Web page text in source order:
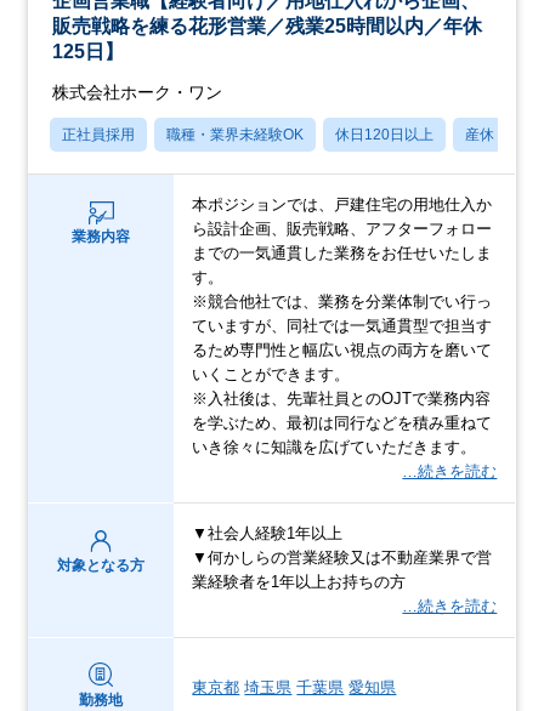
販売戦略を練る花形営業／残業25時間以内／年休
125日】
株式会社ホーク・ワン
正社員採用 職種・業界未経験OK 休日120日以上 産休・育休
業務内容
本ポジションでは、戸建住宅の用地仕入か
ら設計企画、販売戦略、アフターフォロー
までの一気通貫した業務をお任せいたしま
す。
※競合他社では、業務を分業体制でい行っ
ていますが、同社では一気通貫型で担当す
るため専門性と幅広い視点の両方を磨いて
いくことができます。
※入社後は、先輩社員とのOJTで業務内容
を学ぶため、最初は同行などを積み重ねて
いき徐々に知識を広げていただきます。
…続きを読む
対象となる方
▼社会人経験1年以上
▼何かしらの営業経験又は不動産業界で営
業経験者を1年以上お持ちの方
…続きを読む
勤務地
東京都 埼玉県 千葉県 愛知県